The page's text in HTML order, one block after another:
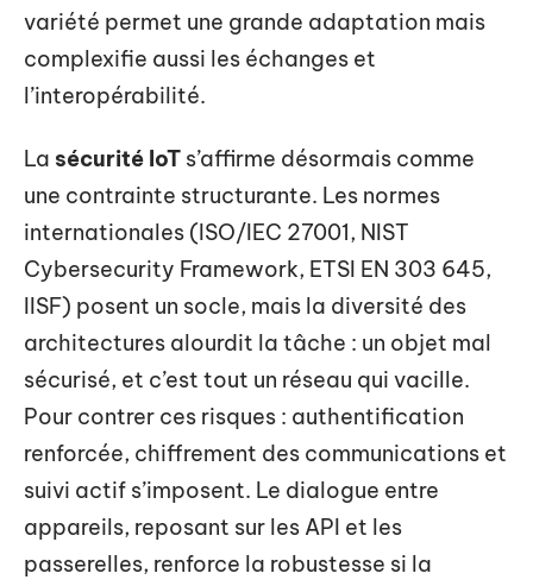
variété permet une grande adaptation mais
complexifie aussi les échanges et
l’interopérabilité.
La sécurité IoT s’affirme désormais comme
une contrainte structurante. Les normes
internationales (ISO/IEC 27001, NIST
Cybersecurity Framework, ETSI EN 303 645,
IISF) posent un socle, mais la diversité des
architectures alourdit la tâche : un objet mal
sécurisé, et c’est tout un réseau qui vacille.
Pour contrer ces risques : authentification
renforcée, chiffrement des communications et
suivi actif s’imposent. Le dialogue entre
appareils, reposant sur les API et les
passerelles, renforce la robustesse si la